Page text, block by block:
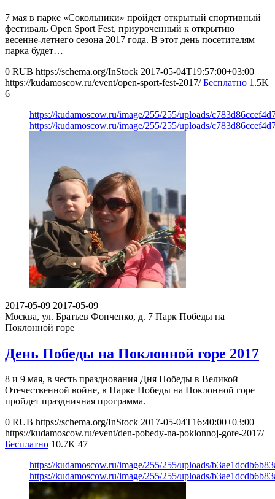
7 мая в парке «Сокольники» пройдет открытый спортивный
фестиваль Open Sport Fest, приуроченный к открытию
весенне-летнего сезона 2017 года. В этот день посетителям
парка будет…
0 RUB https://schema.org/InStock 2017-05-04T19:57:00+03:00
https://kudamoscow.ru/event/open-sport-fest-2017/ Бесплатно 1.5K
6
https://kudamoscow.ru/image/255/255/uploads/
https://kudamoscow.ru/image/255/255/uploads/
2017-05-09 2017-05-09
Москва, ул. Братьев Фонченко, д. 7 Парк Победы на
Поклонной горе
День Победы на Поклонной горе 2017
8 и 9 мая, в честь празднования Дня Победы в Великой
Отечественной войне, в Парке Победы на Поклонной горе
пройдет праздничная программа.
0 RUB https://schema.org/InStock 2017-05-04T16:40:00+03:00
https://kudamoscow.ru/event/den-pobedy-na-poklonnoj-gore-2017/
Бесплатно 10.7K 47
https://kudamoscow.ru/image/255/255/uploads/
https://kudamoscow.ru/image/255/255/uploads/